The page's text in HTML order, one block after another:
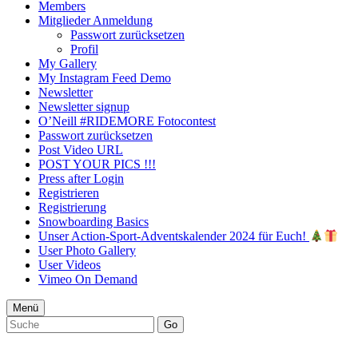
Members
Mitglieder Anmeldung
Passwort zurücksetzen
Profil
My Gallery
My Instagram Feed Demo
Newsletter
Newsletter signup
O’Neill #RIDEMORE Fotocontest
Passwort zurücksetzen
Post Video URL
POST YOUR PICS !!!
Press after Login
Registrieren
Registrierung
Snowboarding Basics
Unser Action-Sport-Adventskalender 2024 für Euch!
User Photo Gallery
User Videos
Vimeo On Demand
Menü
Go